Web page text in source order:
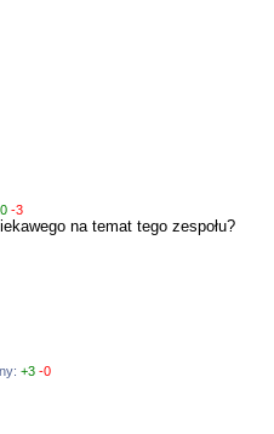
-3
na temat tego zespołu?
+3 -0